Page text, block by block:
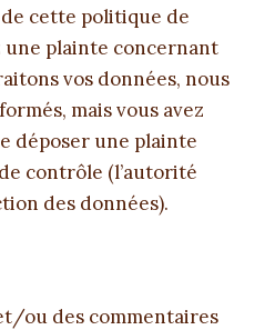
cette politique de
une plainte concernant
vos données, nous
mais vous avez
déposer une plainte
contrôle (l’autorité
des données).
ou des commentaires